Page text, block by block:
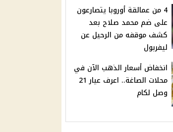
4 من عمالقة أوروبا يتصارعون
على ضم محمد صلاح بعد
كشف موقفه من الرحيل عن
ليفربول
انخفاض أسعار الذهب الآن في
محلات الصاغة.. اعرف عيار 21
وصل لكام